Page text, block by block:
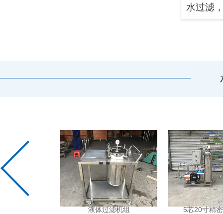
水过滤
液体过滤机组 5芯20寸精